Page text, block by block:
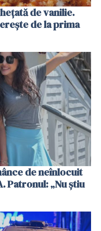
de vanilie.
de la prima
de neînlocuit
Patronul: „Nu știu